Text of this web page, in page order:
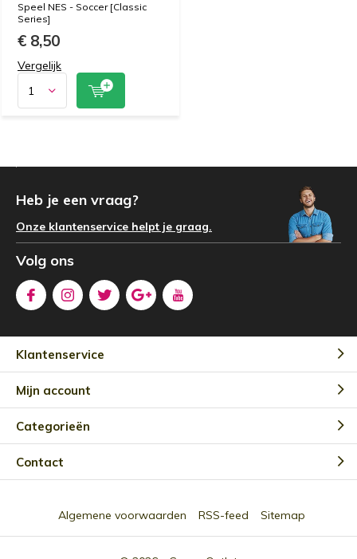
Speel NES - Soccer [Classic
Series]
€ 8,50
Vergelijk
Heb je een vraag?
Onze klantenservice helpt je graag.
Volg ons
Klantenservice
Mijn account
Categorieën
Contact
Algemene voorwaarden RSS-feed Sitemap